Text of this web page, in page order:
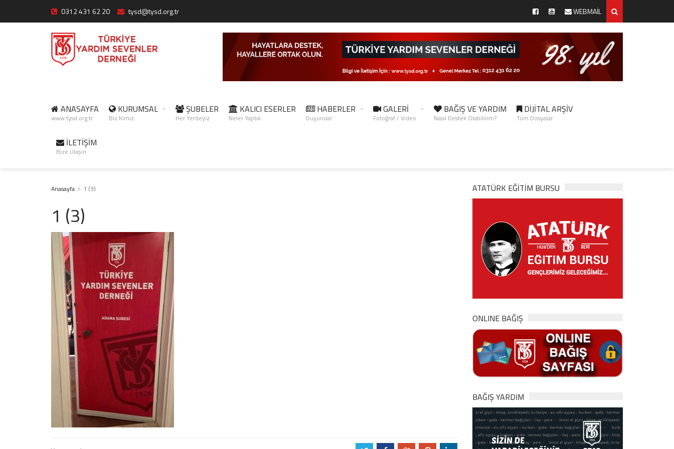
0312 431 62 20 tysd@tysd.org.tr WEBMAİL
ANASAYFA
www.tysd.org.tr
KURUMSAL
Biz Kimiz
ŞUBELER
Her Yerdeyiz
KALICI ESERLER
Neler Yaptık
HABERLER
Duyurular
GALERİ
Fotoğraf / Video
BAĞIŞ VE YARDIM
Nasıl Destek Olabilirim?
DİJİTAL ARŞİV
Tüm Dosyalar
İLETİŞİM
Bize Ulaşın
Anasayfa 1 (3)
1 (3)
ATATÜRK EĞITIM BURSU
ONLINE BAĞIŞ
BAĞIŞ YARDIM